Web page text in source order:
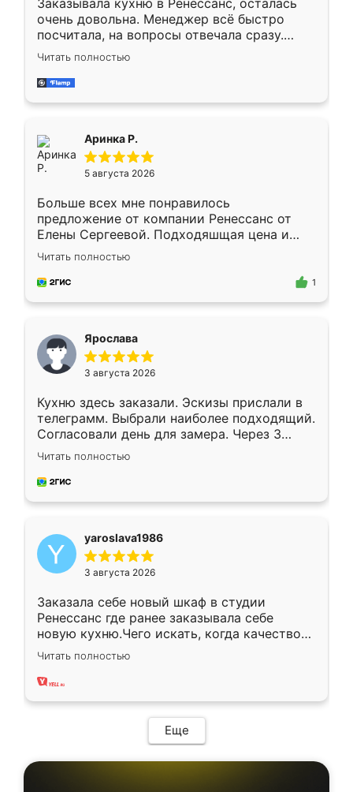
Заказывала кухню в Ренессанс, осталась
очень довольна. Менеджер всё быстро
посчитала, на вопросы отвечала сразу.
Замерщик приехал в субботу, подошёл к
делу со всей ответственностью. Собрали
за день, ребята работали аккуратно, даже
Читать полностью
Аринка Р.
5 августа 2026
Больше всех мне понравилось
предложение от компании Ренессанс от
Елены Сергеевой. Подходяшщая цена и
короткие сроки изготовления. Приехавший
для замера сотрудник Владислав
предложил по моему эскизу самый
Читать полностью
1
Ярослава
3 августа 2026
Кухню здесь заказали. Эскизы прислали в
телеграмм. Выбрали наиболее подходящий.
Согласовали день для замера. Через 3
недели кухня была уже готова. Остались
довольны работой. Спасибо Ренессанс
мебель за качественную работу!
Читать полностью
yaroslava1986
3 августа 2026
Заказала себе новый шкаф в студии
Ренессанс где ранее заказывала себе
новую кухню.Чего искать, когда качеством
вполне довольна. Служит кухня уже почти
два года, нареканий нет.
Читать полностью
Еще